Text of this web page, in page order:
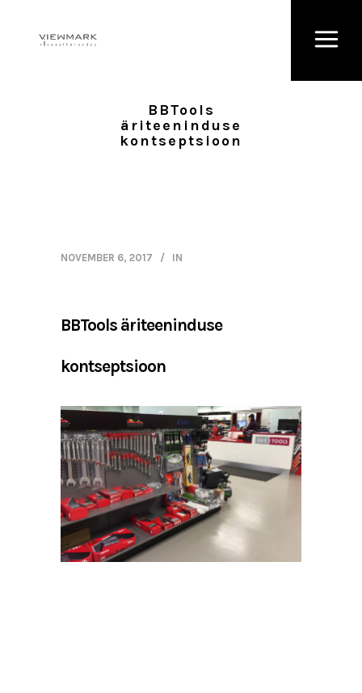
BBTools
äriteeninduse
kontseptsioon
NOVEMBER 6, 2017 IN
BBTools äriteeninduse
kontseptsioon